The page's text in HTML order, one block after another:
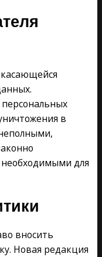
в
для
вносить
Новая редакция